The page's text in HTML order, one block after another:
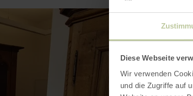
Diese Webseite
Wir verwenden
und die Zugriffe auf